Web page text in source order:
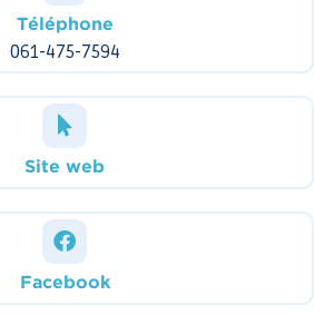
Téléphone
061-475-7594
Site web
Facebook